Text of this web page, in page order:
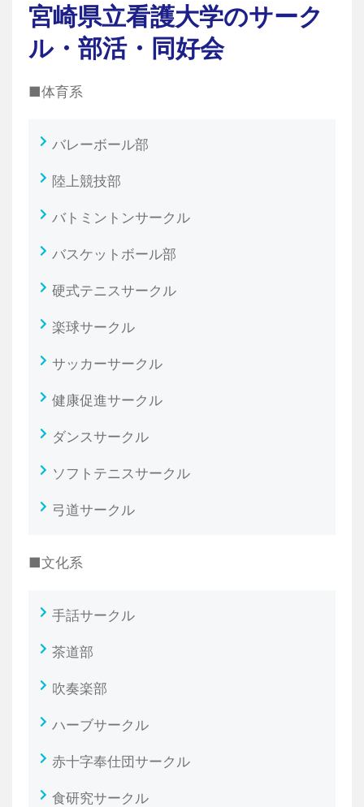
宮崎県立看護大学のサーク
ル・部活・同好会
■体育系
バレーボール部
陸上競技部
バトミントンサークル
バスケットボール部
硬式テニスサークル
楽球サークル
サッカーサークル
健康促進サークル
ダンスサークル
ソフトテニスサークル
弓道サークル
■文化系
手話サークル
茶道部
吹奏楽部
ハーブサークル
赤十字奉仕団サークル
食研究サークル